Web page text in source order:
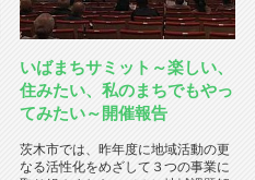
いばまちサミット～楽しい、
住みたい、私のまちでもやっ
てみたい～開催報告
茨木市では、昨年度に地域活動の更
なる活性化をめざして３つの事業に